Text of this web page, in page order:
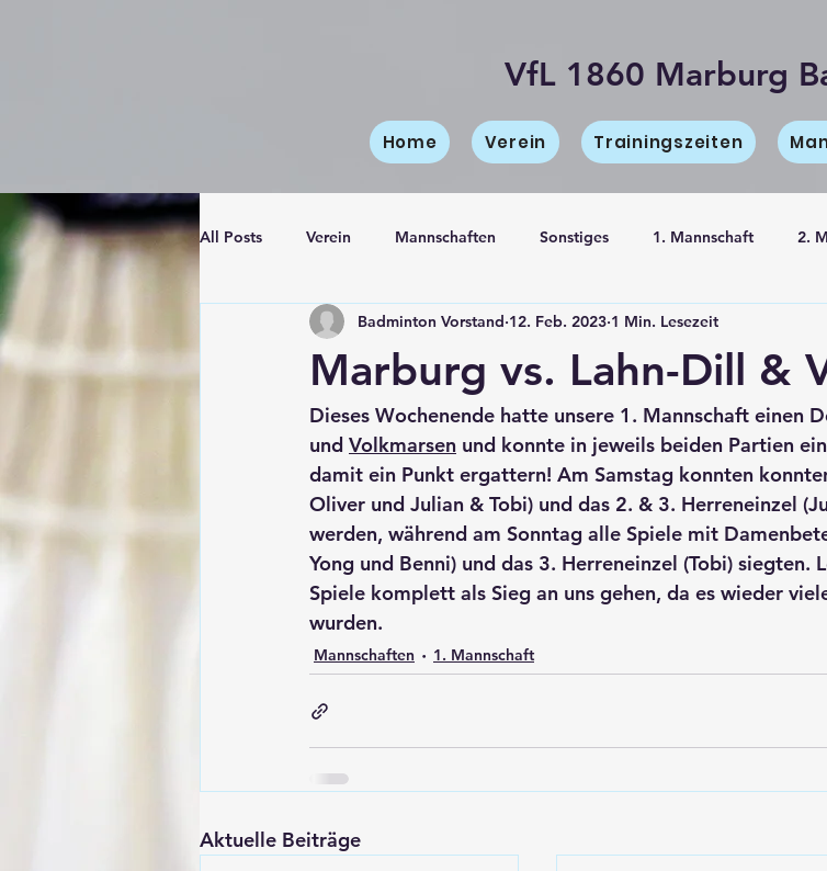
VfL 1860 Marburg
Home Verein Trainingszeiten
All Posts Verein Mannschaften Sonstiges 1. Mannschaft 2.
4. Mannschaft Jugendmannschaft Information
Marburg vs. Lahn-Dill &
Badminton Vorstand 12. Feb. 2023 1 Min. Lesezeit
Dieses Wochenende hatte unsere 1. Mannschaft einen
und Volkmarsen und konnte in jeweils beiden Partien
damit ein Punkt ergattern! Am Samstag konnten
Oliver und Julian & Tobi) und das 2. & 3. Herreneinzel
werden, während am Sonntag alle Spiele mit
Yong und Benni) und das 3. Herreneinzel (Tobi)
Spiele komplett als Sieg an uns gehen, da es wieder
wurden.
Mannschaften 1. Mannschaft
Aktuelle Beiträge